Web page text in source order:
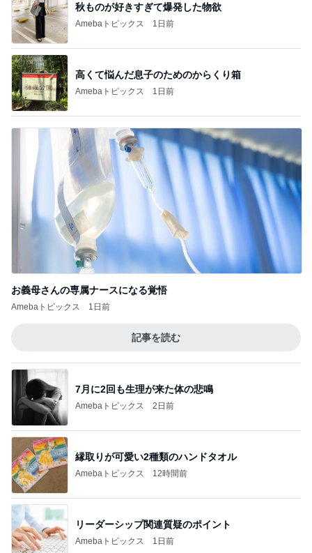
秋ものが好きすぎて爆発した物欲
Amebaトピックス 1日前
高くて悩んだ息子のためのからくり箱
Amebaトピックス 1日前
お義母さんの専属ナースになる覚悟
Amebaトピックス 1日前
記事を読む
7月に2回も生理が来た体の悲鳴
Amebaトピックス 2日前
縁取りが可愛い2種類のハンドタオル
Amebaトピックス 12時間前
リーダーシップ関連質疑のポイント
Amebaトピックス 1日前